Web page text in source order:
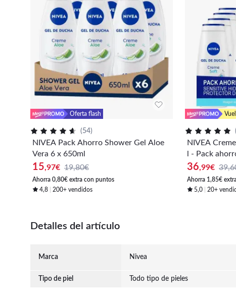
Oferta flash
(54)
NIVEA Pack Ahorro Shower Gel Aloe
Vera 6 x 650ml
15,97€ 19,80€
Ahorra 0,80€ extra con puntos
4,8
200+ vendidos
(
NIVEA
l - Pack
8 litros)
36,99€
Ahorra 1,85€
5,0
20+
Detalles del artículo
Marca Nivea
Tipo de piel Todo tipo de pieles